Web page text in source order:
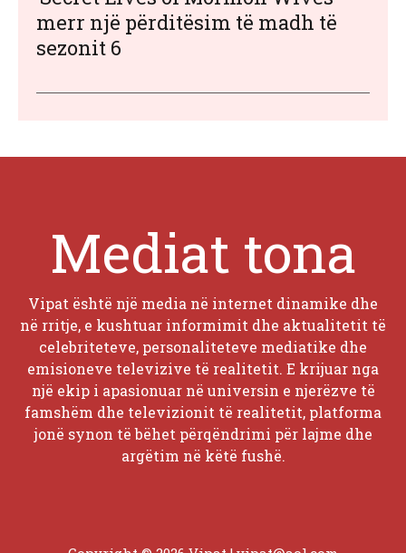
merr një përditësim të madh të
sezonit 6
Mediat tona
Vipat është një media në internet dinamike dhe
në rritje, e kushtuar informimit dhe aktualitetit të
celebriteteve, personaliteteve mediatike dhe
emisioneve televizive të realitetit. E krijuar nga
një ekip i apasionuar në universin e njerëzve të
famshëm dhe televizionit të realitetit, platforma
jonë synon të bëhet përqëndrimi për lajme dhe
argëtim në këtë fushë.